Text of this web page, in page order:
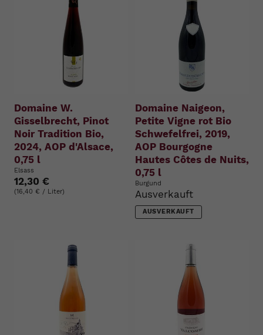
Domaine W.
Gisselbrecht, Pinot
Noir Tradition Bio,
2024, AOP d'Alsace,
0,75 l
Elsass
12,30 €
(16,40 € / Liter)
Domaine Naigeon,
Petite Vigne rot Bio
Schwefelfrei, 2019,
AOP Bourgogne
Hautes Côtes de Nuits,
0,75 l
Burgund
Ausverkauft
AUSVERKAUFT